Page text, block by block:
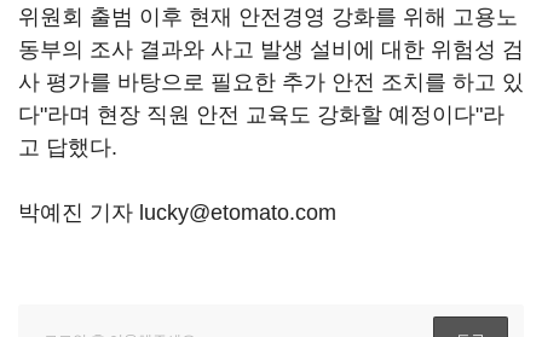
위원회 출범 이후 현재 안전경영 강화를 위해 고용노
동부의 조사 결과와 사고 발생 설비에 대한 위험성 검
사 평가를 바탕으로 필요한 추가 안전 조치를 하고 있
다"라며 현장 직원 안전 교육도 강화할 예정이다"라
고 답했다.
박예진 기자 lucky@etomato.com